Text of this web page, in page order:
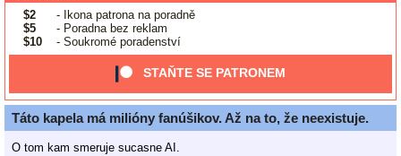
$2
- Ikona patrona na poradně
$5
- Poradna bez reklam
$10
- Soukromé poradenství
STAŇTE SE PATRONEM
Táto kapela má milióny fanúšikov. Až na to, že neexistuje.
O tom kam smeruje sucasne AI.